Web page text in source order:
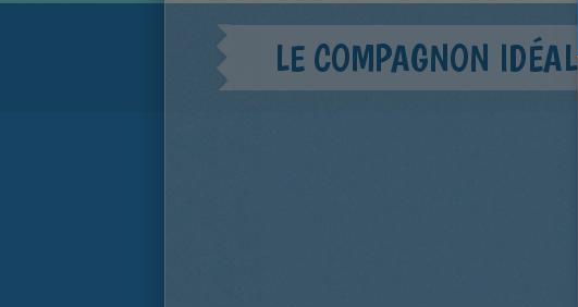
LE COMPAGNON IDÉAL